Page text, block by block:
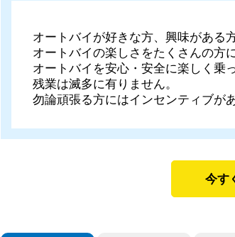
オートバイが好きな方、興味がある
オートバイの楽しさをたくさんの方
オートバイを安心・安全に楽しく乗
残業は滅多に有りません。
勿論頑張る方にはインセンティブが
今す